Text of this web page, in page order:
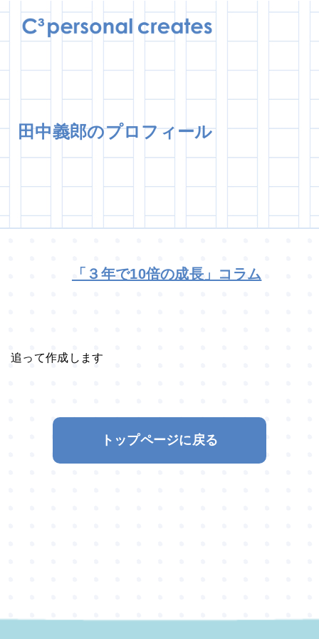
田中義郎のプロフィール
「３年で10倍の成長」コラム
追って作成します
トップページに戻る